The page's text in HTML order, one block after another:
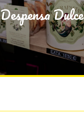
Despensa Dulce